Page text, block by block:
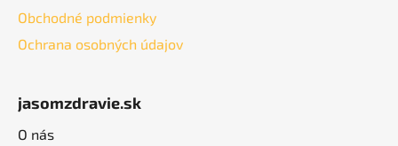
Obchodné podmienky
Ochrana osobných údajov
jasomzdravie.sk
O nás